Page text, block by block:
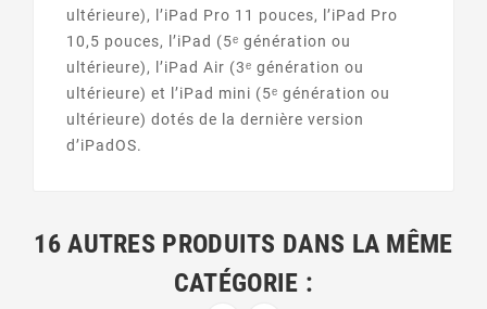
ultérieure), l’iPad Pro 11 pouces, l’iPad Pro
10,5 pouces, l’iPad (5ᵉ génération ou
ultérieure), l’iPad Air (3ᵉ génération ou
ultérieure) et l’iPad mini (5ᵉ génération ou
ultérieure) dotés de la dernière version
d’iPadOS.
16 AUTRES PRODUITS DANS LA MÊME
CATÉGORIE :